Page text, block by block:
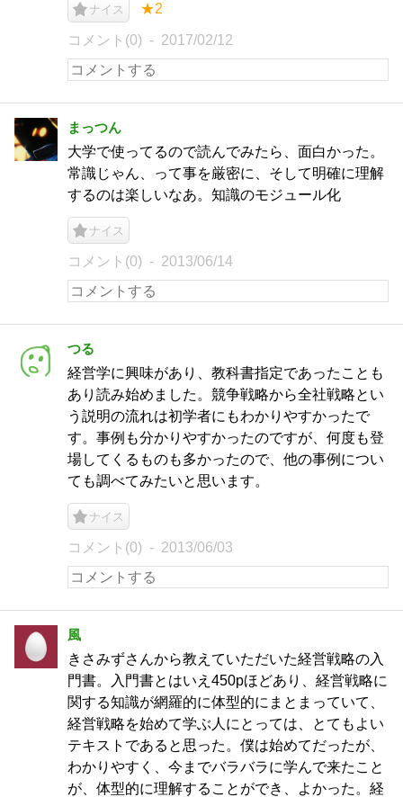
ナイス ★2
コメント(0) 2017/02/12
まっつん
大学で使ってるので読んでみたら、面白かった。
常識じゃん、って事を厳密に、そして明確に理解
するのは楽しいなあ。知識のモジュール化
ナイス
コメント(0) 2013/06/14
つる
経営学に興味があり、教科書指定であったことも
あり読み始めました。競争戦略から全社戦略とい
う説明の流れは初学者にもわかりやすかったで
す。事例も分かりやすかったのですが、何度も登
場してくるものも多かったので、他の事例につい
ても調べてみたいと思います。
ナイス
コメント(0) 2013/06/03
風
きさみずさんから教えていただいた経営戦略の入
門書。入門書とはいえ450pほどあり、経営戦略に
関する知識が網羅的に体型的にまとまっていて、
経営戦略を始めて学ぶ人にとっては、とてもよい
テキストであると思った。僕は始めてだったが、
わかりやすく、今までバラバラに学んで来たこと
が、体型的に理解することができ、よかった。経